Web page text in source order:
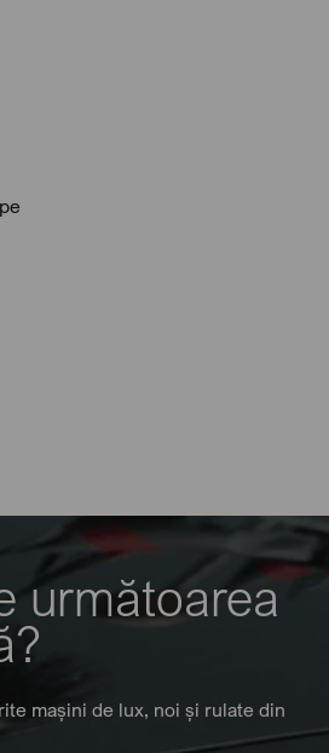
următoarea
mașini de lux, noi și rulate din